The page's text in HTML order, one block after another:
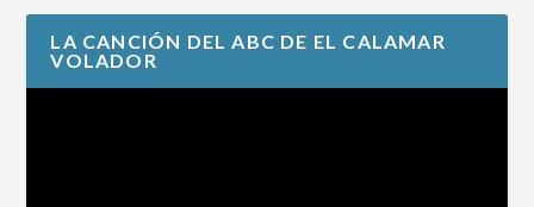
LA CANCIÓN DEL ABC DE EL CALAMAR
VOLADOR